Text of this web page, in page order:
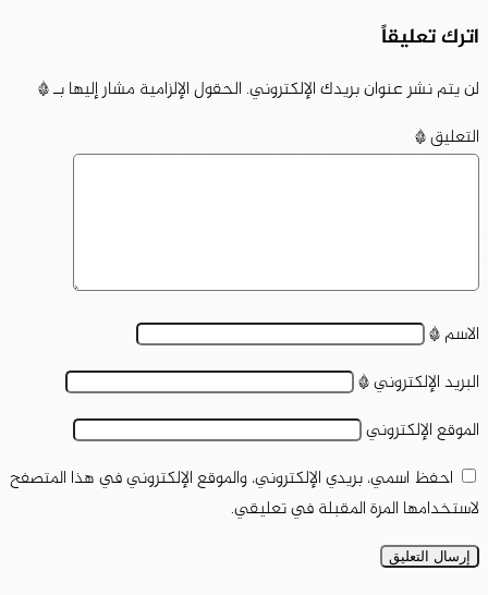
اترك تعليقاً
لن يتم نشر عنوان بريدك الإلكتروني.الحقول الإلزامية مشار إليها بـ*
التعليق*
الاسم*
البريد الإلكتروني*
الموقع الإلكتروني
احفظ اسمي، بريدي الإلكتروني، والموقع الإلكتروني في هذا المتصفح
لاستخدامها المرة المقبلة في تعليقي.